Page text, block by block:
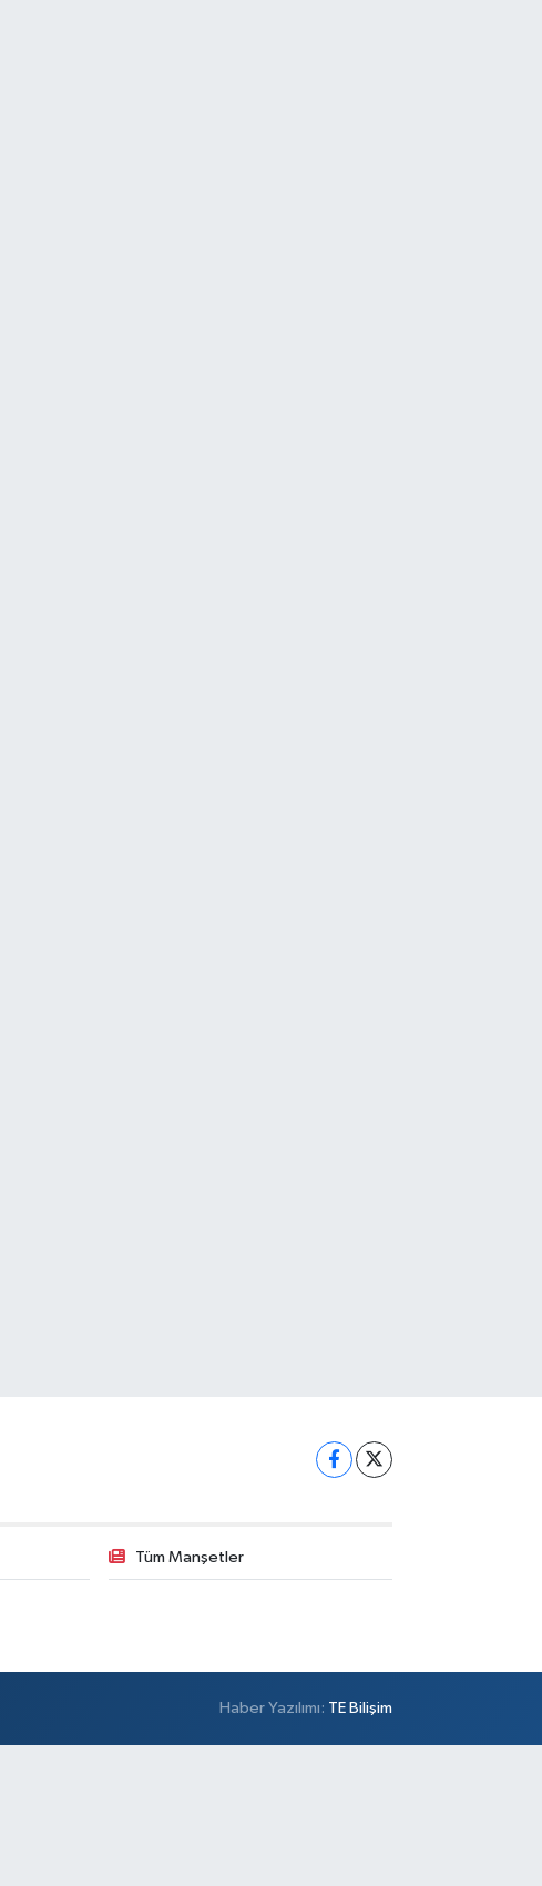
Tüm Manşetler
Haber Yazılımı: TE Bilişim